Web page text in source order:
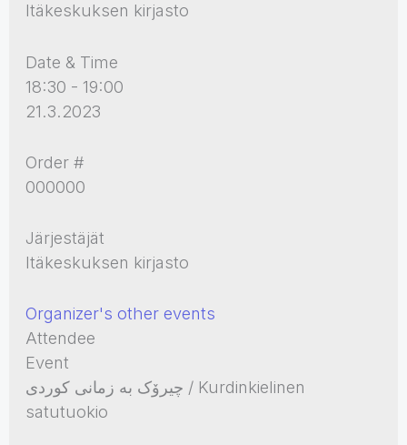
Itäkeskuksen kirjasto
Date & Time
18:30 - 19:00
21.3.2023
Order #
000000
Järjestäjät
Itäkeskuksen kirjasto
Organizer's other events
Attendee
Event
چیرۆک بە زمانی کوردی / Kurdinkielinen
satutuokio